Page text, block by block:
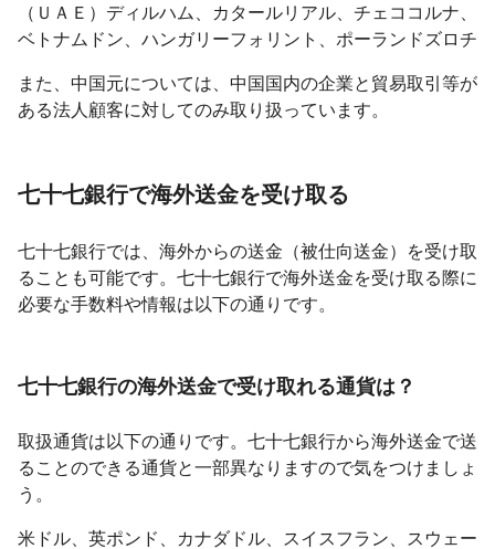
（ＵＡＥ）ディルハム、カタールリアル、チェココルナ、
ベトナムドン、ハンガリーフォリント、ポーランドズロチ
また、中国元については、中国国内の企業と貿易取引等が
ある法人顧客に対してのみ取り扱っています。
七十七銀行で海外送金を受け取る
七十七銀行では、海外からの送金（被仕向送金）を受け取
ることも可能です。七十七銀行で海外送金を受け取る際に
必要な手数料や情報は以下の通りです。
七十七銀行の海外送金で受け取れる通貨は？
取扱通貨は以下の通りです。七十七銀行から海外送金で送
ることのできる通貨と一部異なりますので気をつけましょ
う。
米ドル、英ポンド、カナダドル、スイスフラン、スウェー